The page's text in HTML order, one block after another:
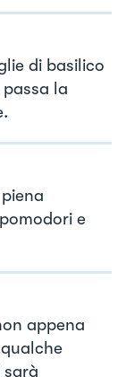
di basilico
la
e
appena